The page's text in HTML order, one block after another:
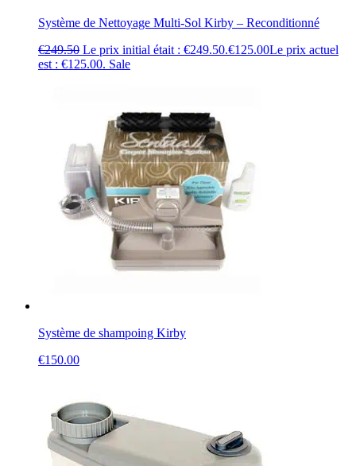
Système de Nettoyage Multi-Sol Kirby – Reconditionné
€249.50 Le prix initial était : €249.50.€125.00Le prix actuel
est : €125.00. Sale
Système de shampoing Kirby
€150.00